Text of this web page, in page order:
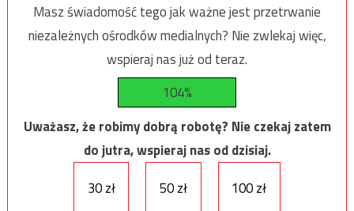
Masz świadomość tego jak ważne jest przetrwanie
niezależnych ośrodków medialnych? Nie zwlekaj więc,
wspieraj nas już od teraz.
104%
Uważasz, że robimy dobrą robotę? Nie czekaj zatem
do jutra, wspieraj nas od dzisiaj.
30 zł
50 zł 100 zł